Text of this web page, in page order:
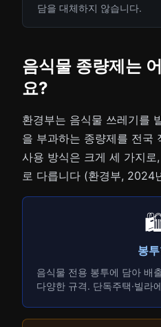
담을 대체하지 않습니다.
음식물 종량제는
요?
환경부는 음식물 쓰레기를
을 부과하는 종량제를 전국
사용 방식은 크게 세 가지로
로 다릅니다 (환경부, 2024
봉
음식물 전용 봉투에 담아 배출
다양한 규격. 단독주택·빌라